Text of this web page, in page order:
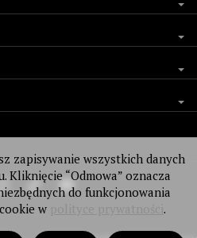
zapisywanie wszystkich danych
Kliknięcie “Odmowa” oznacza
do funkcjonowania
w
.